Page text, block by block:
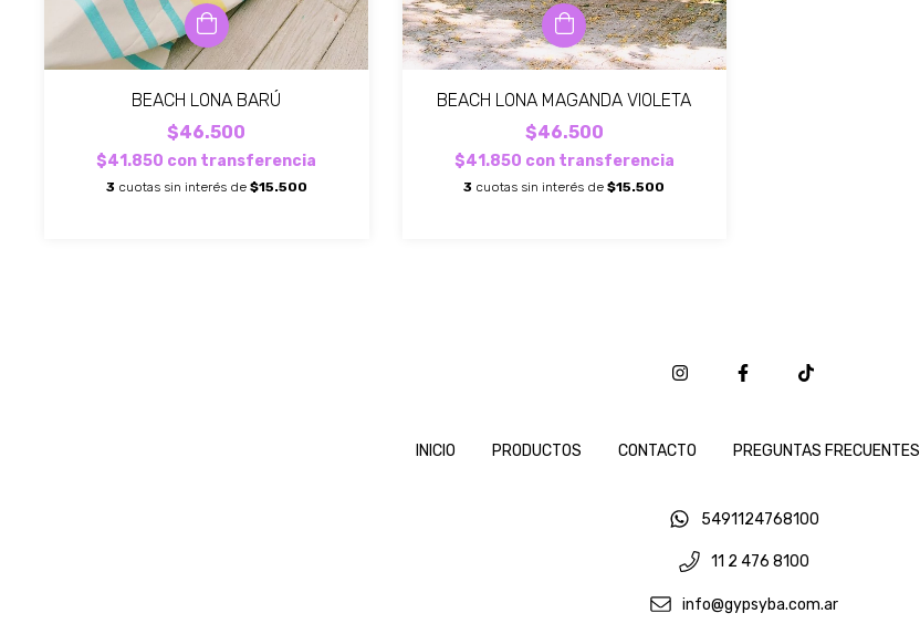
BEACH LONA BARÚ
$46.500
$41.850 con transferencia
3 cuotas sin interés de $15.500
BEACH LONA MAGANDA VIOLETA
$46.500
$41.850 con transferencia
3 cuotas sin interés de$15.500
INICIO PRODUCTOS CONTACTO PREGUNTAS FRECUENTES
5491124768100
11 2 476 8100
info@gypsyba.com.ar